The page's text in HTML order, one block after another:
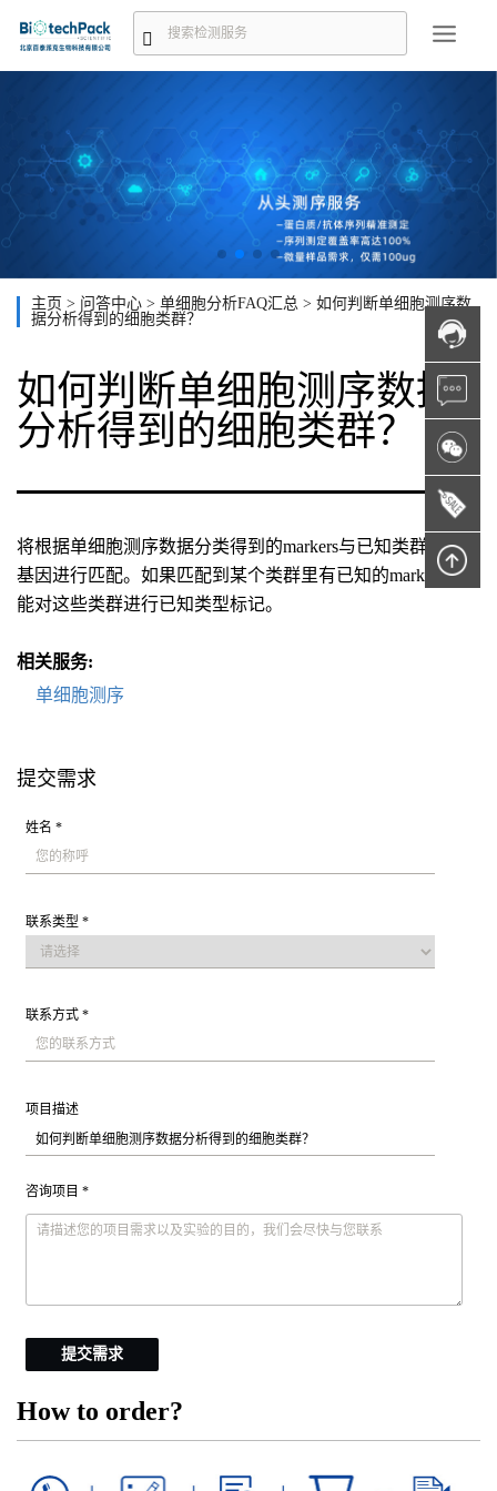
主页 > 问答中心 > 单细胞分析FAQ汇总 > 如何判断单细胞测序数
据分析得到的细胞类群？
如何判断单细胞测序数据
分析得到的细胞类群？
将根据单细胞测序数据分类得到的markers与已知类群marker
基因进行匹配。如果匹配到某个类群里有已知的marker，就
能对这些类群进行已知类型标记。
相关服务:
单细胞测序
提交需求
姓名 *
联系类型 *
联系方式 *
项目描述
咨询项目 *
提交需求
How to order?